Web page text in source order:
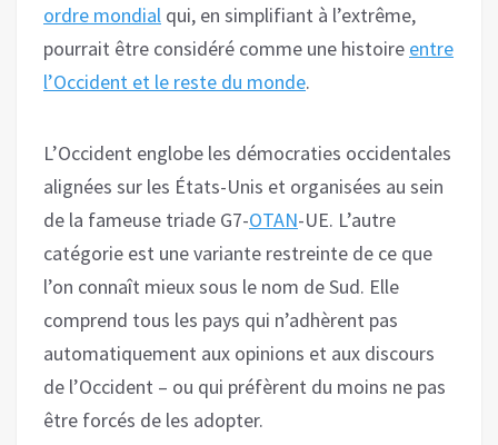
ordre mondial qui, en simplifiant à l’extrême,
pourrait être considéré comme une histoire entre
l’Occident et le reste du monde.
L’Occident englobe les démocraties occidentales
alignées sur les États-Unis et organisées au sein
de la fameuse triade G7-OTAN-UE. L’autre
catégorie est une variante restreinte de ce que
l’on connaît mieux sous le nom de Sud. Elle
comprend tous les pays qui n’adhèrent pas
automatiquement aux opinions et aux discours
de l’Occident – ou qui préfèrent du moins ne pas
être forcés de les adopter.